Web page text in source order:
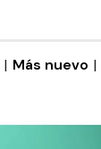
| Más nuevo |